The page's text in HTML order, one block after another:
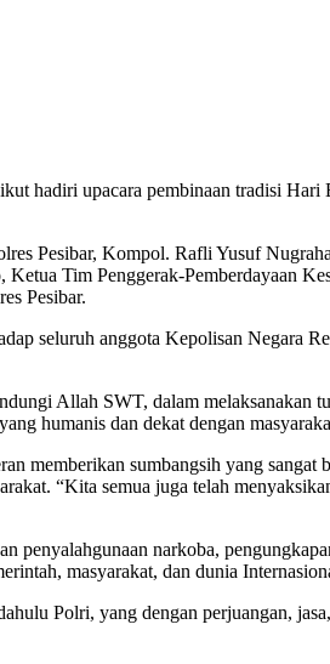
hadiri upacara pembinaan tradisi
Pesibar, Kompol. Rafli Yusuf
Tim Penggerak-Pemberdayaan
Pesibar.
seluruh anggota Kepolisan Negara
Allah SWT, dalam melaksanakan
humanis dan dekat dengan
memberikan sumbangsih yang sangat
“Kita semua juga telah
penyalahgunaan narkoba,
masyarakat, dan dunia
Polri, yang dengan perjuangan,